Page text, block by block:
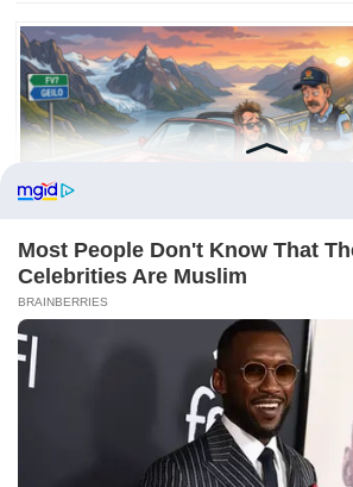
råkjøring. Grunnen? Jeg ler så tårene triller!
Copyright © 2026Dagens Beste. Drevet av